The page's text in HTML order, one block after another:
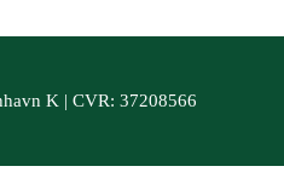
K | CVR: 37208566